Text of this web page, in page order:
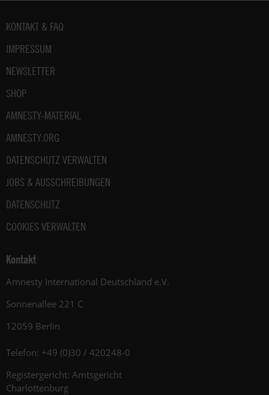
Fußbereich
KONTAKT & FAQ
IMPRESSUM
NEWSLETTER
SHOP
AMNESTY-MATERIAL
AMNESTY.ORG
DATENSCHUTZ VERWALTEN
JOBS & AUSSCHREIBUNGEN
DATENSCHUTZ
COOKIES VERWALTEN
Kontakt
Amnesty International Deutschland e.V.
Sonnenallee 221 C
12059 Berlin
Telefon: +49 (0)30 / 420248-0
Registergericht: Amtsgericht
Charlottenburg